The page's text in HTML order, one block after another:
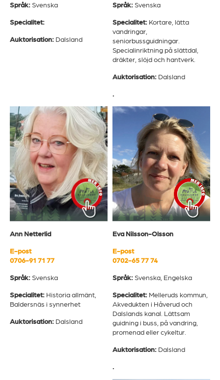
Språk:Svenska
Specialitet:
Auktorisation: Dalsland
Språk:Svenska
Specialitet: Kortare, lätta
vandringar,
seniorbussguidningar.
Specialinriktning på slättdal,
dräkter, slöjd och hantverk.
Auktorisation: Dalsland
.
Ann Netterlid
E-post
0706-91 71 77
Språk: Svenska
Specialitet: Historia allmänt,
Baldersnäs i synnerhet
Auktorisation: Dalsland
Eva Nilsson-Olsson
E-post
0702-65 77 74
Språk:Svenska, Engelska
Specialitet: Melleruds kommun,
Akvedukten i Håverud och
Dalslands kanal. Lättsam
guidning i buss, på vandring,
promenad eller cykeltur.
Auktorisation: Dalsland
.